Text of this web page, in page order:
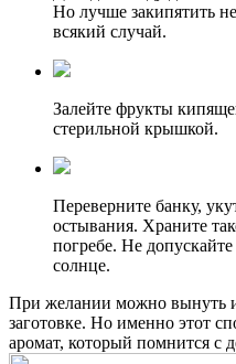
Но лучше закипятить
всякий случай.
Залейте фрукты
стерильной крышкой.
Переверните банку,
остывания. Храните
погребе. Не
солнце.
При желании можно вынуть
заготовке. Но именно этот
аромат, который помнится с